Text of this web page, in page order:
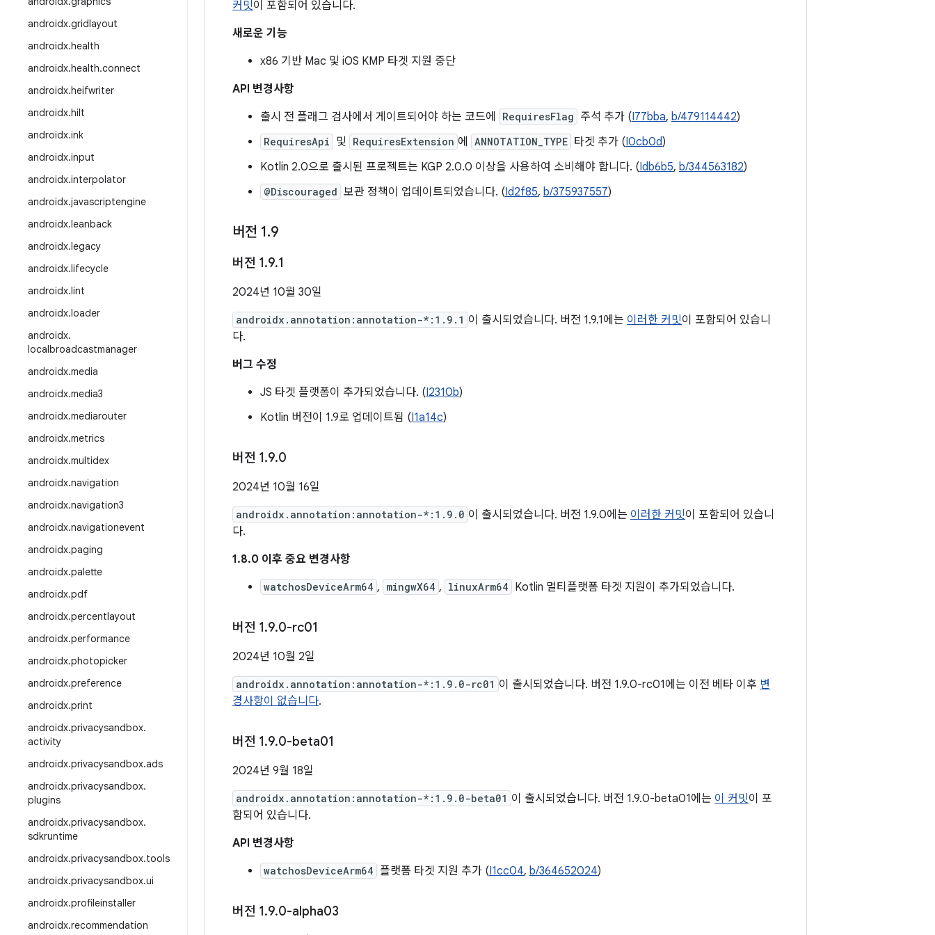
androidx.gridlayout
androidx.health
androidx.health.connect
androidx.heifwriter
androidx.hilt
androidx.ink
androidx.input
androidx.interpolator
androidx.javascriptengine
androidx.leanback
androidx.legacy
androidx.lifecycle
androidx.lint
androidx.loader
androidx.
localbroadcastmanager
androidx.media
androidx.media3
androidx.mediarouter
androidx.metrics
androidx.multidex
androidx.navigation
androidx.navigation3
androidx.navigationevent
androidx.paging
androidx.palette
androidx.pdf
androidx.percentlayout
androidx.performance
androidx.photopicker
androidx.preference
androidx.print
androidx.privacysandbox.
activity
androidx.privacysandbox.ads
androidx.privacysandbox.
plugins
androidx.privacysandbox.
sdkruntime
androidx.privacysandbox.tools
androidx.privacysandbox.ui
androidx.profileinstaller
androidx.recommendation
커밋이 포함되어 있습니다.
새로운 기능
x86 기반 Mac 및 iOS KMP 타겟 지원 중단
API 변경사항
출시 전 플래그 검사에서 게이트되어야 하는 코드에
RequiresFlag 주석 추가 (I77bba, b/479114442)
RequiresApi 및 RequiresExtension 에 ANNOTATION_TYPE 타겟 추가 (I0cb0d)
Kotlin 2.0으로 출시된 프로젝트는 KGP 2.0.0 이상을 사용하여 소비해야 합니다. (Idb6b5, b/344563182)
@Discouraged 보관 정책이 업데이트되었습니다. (Id2f85, b/375937557)
버전 1.9
버전 1.9.1
2024년 10월 30일
androidx.annotation:annotation-*:1.9.1 이 출시되었습니다. 버전 1.9.1에는 이러한 커밋이 포함되어 있습니
다.
버그 수정
JS 타겟 플랫폼이 추가되었습니다. (I2310b)
Kotlin 버전이 1.9로 업데이트됨 (I1a14c)
버전 1.9.0
2024년 10월 16일
androidx.annotation:annotation-*:1.9.0 이 출시되었습니다. 버전 1.9.0에는 이러한 커밋이 포함되어 있습니
다.
1.8.0 이후 중요 변경사항
watchosDeviceArm64 , mingwX64 , linuxArm64 Kotlin 멀티플랫폼 타겟 지원이 추가되었습니다.
버전 1.9.0-rc01
2024년 10월 2일
androidx.annotation:annotation-*:1.9.0-rc01 이 출시되었습니다. 버전 1.9.0-rc01에는 이전 베타 이후 변
경사항이 없습니다.
버전 1.9.0-beta01
2024년 9월 18일
androidx.annotation:annotation-*:1.9.0-beta01 이 출시되었습니다. 버전 1.9.0-beta01에는 이 커밋이 포
함되어 있습니다.
API 변경사항
watchosDeviceArm64 플랫폼 타겟 지원 추가 (I1cc04, b/364652024)
버전 1.9.0-alpha03